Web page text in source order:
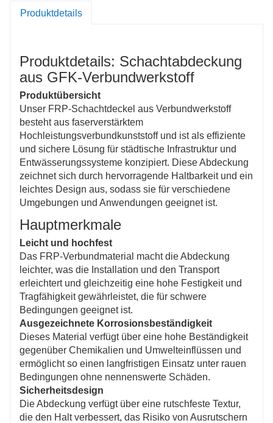
Tragfähigkeit zu gewährleisten und eignet sich für
Die Oberfläche des Bezugs ist mit einer rutschfesten
Textur versehen, die den Halt verbessert und die
Sicherheit für Fußgänger und Fahrzeuge,
insbesondere bei Nässe, gewährleistet.
Sperrfunktion
Der speziell entwickelte Verriegelungsmechanismus
verhindert unbefugten Zugriff auf den Schacht, erhöht
die Sicherheit und schützt unterirdische Anlagen
sowie die öffentliche Sicherheit.
Produktdetails
Produktdetails: Schachtabdeckung
aus GFK-Verbundwerkstoff
Produktübersicht
Unser FRP-Schachtdeckel aus Verbundwerkstoff
besteht aus faserverstärktem
Hochleistungsverbundkunststoff und ist als effiziente
und sichere Lösung für städtische Infrastruktur und
Entwässerungssysteme konzipiert. Diese Abdeckung
zeichnet sich durch hervorragende Haltbarkeit und ein
leichtes Design aus, sodass sie für verschiedene
Umgebungen und Anwendungen geeignet ist.
Hauptmerkmale
Leicht und hochfest
Das FRP-Verbundmaterial macht die Abdeckung
leichter, was die Installation und den Transport
erleichtert und gleichzeitig eine hohe Festigkeit und
Tragfähigkeit gewährleistet, die für schwere
Bedingungen geeignet ist.
Ausgezeichnete Korrosionsbeständigkeit
Dieses Material verfügt über eine hohe Beständigkeit
gegenüber Chemikalien und Umwelteinflüssen und
ermöglicht so einen langfristigen Einsatz unter rauen
Bedingungen ohne nennenswerte Schäden.
Sicherheitsdesign
Die Abdeckung verfügt über eine rutschfeste Textur,
die den Halt verbessert, das Risiko von Ausrutschern